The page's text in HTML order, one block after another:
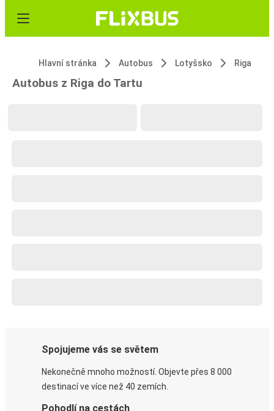
Hlavní stránka Autobus Lotyšsko Riga
Autobus z Riga do Tartu
Spojujeme vás se světem
Nekonečně mnoho možností. Objevte přes 8 000
destinací ve více než 40 zemích.
Pohodlí na cestách